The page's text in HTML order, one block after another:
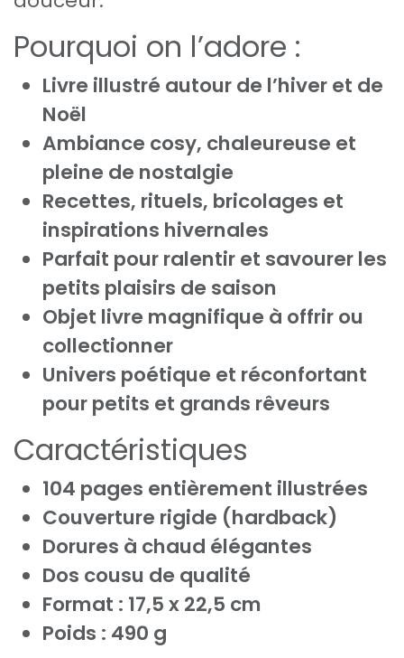
Pourquoi on l’adore :
Livre illustré autour de l’hiver et de
Noël
Ambiance cosy, chaleureuse et
pleine de nostalgie
Recettes, rituels, bricolages et
inspirations hivernales
Parfait pour ralentir et savourer les
petits plaisirs de saison
Objet livre magnifique à offrir ou
collectionner
Univers poétique et réconfortant
pour petits et grands rêveurs
Caractéristiques
104 pages entièrement illustrées
Couverture rigide (hardback)
Dorures à chaud élégantes
Dos cousu de qualité
Format : 17,5 x 22,5 cm
Poids : 490 g